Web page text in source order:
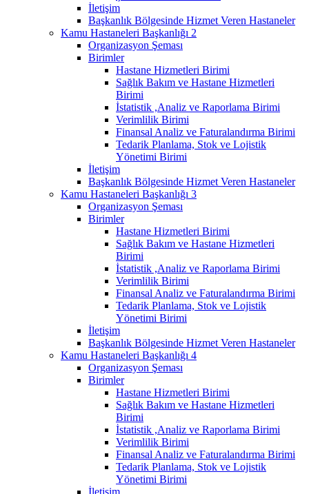
İletişim
Başkanlık Bölgesinde Hizmet Veren Hastaneler
Kamu Hastaneleri Başkanlığı 2
Organizasyon Şeması
Birimler
Hastane Hizmetleri Birimi
Sağlık Bakım ve Hastane Hizmetleri
Birimi
İstatistik ,Analiz ve Raporlama Birimi
Verimlilik Birimi
Finansal Analiz ve Faturalandırma Birimi
Tedarik Planlama, Stok ve Lojistik
Yönetimi Birimi
İletişim
Başkanlık Bölgesinde Hizmet Veren Hastaneler
Kamu Hastaneleri Başkanlığı 3
Organizasyon Şeması
Birimler
Hastane Hizmetleri Birimi
Sağlık Bakım ve Hastane Hizmetleri
Birimi
İstatistik ,Analiz ve Raporlama Birimi
Verimlilik Birimi
Finansal Analiz ve Faturalandırma Birimi
Tedarik Planlama, Stok ve Lojistik
Yönetimi Birimi
İletişim
Başkanlık Bölgesinde Hizmet Veren Hastaneler
Kamu Hastaneleri Başkanlığı 4
Organizasyon Şeması
Birimler
Hastane Hizmetleri Birimi
Sağlık Bakım ve Hastane Hizmetleri
Birimi
İstatistik ,Analiz ve Raporlama Birimi
Verimlilik Birimi
Finansal Analiz ve Faturalandırma Birimi
Tedarik Planlama, Stok ve Lojistik
Yönetimi Birimi
İletişim